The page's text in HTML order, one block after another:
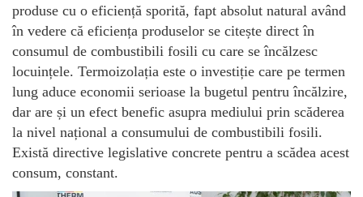
produse cu o eficiență sporită, fapt absolut natural având
în vedere că eficiența produselor se citește direct în
consumul de combustibili fosili cu care se încălzesc
locuințele. Termoizolația este o investiție care pe termen
lung aduce economii serioase la bugetul pentru încălzire,
dar are și un efect benefic asupra mediului prin scăderea
la nivel național a consumului de combustibili fosili.
Există directive legislative concrete pentru a scădea acest
consum, constant.